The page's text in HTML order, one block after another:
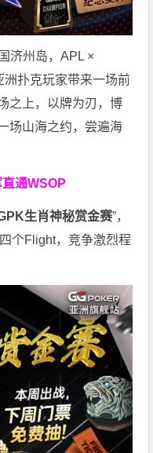
济州岛，APL ×
洲扑克玩家带来一场前
之上，以牌为刃，博
场山海之约，尝遍海
通WSOP
生肖神秘赏金赛”，
个Flight，竞争激烈程